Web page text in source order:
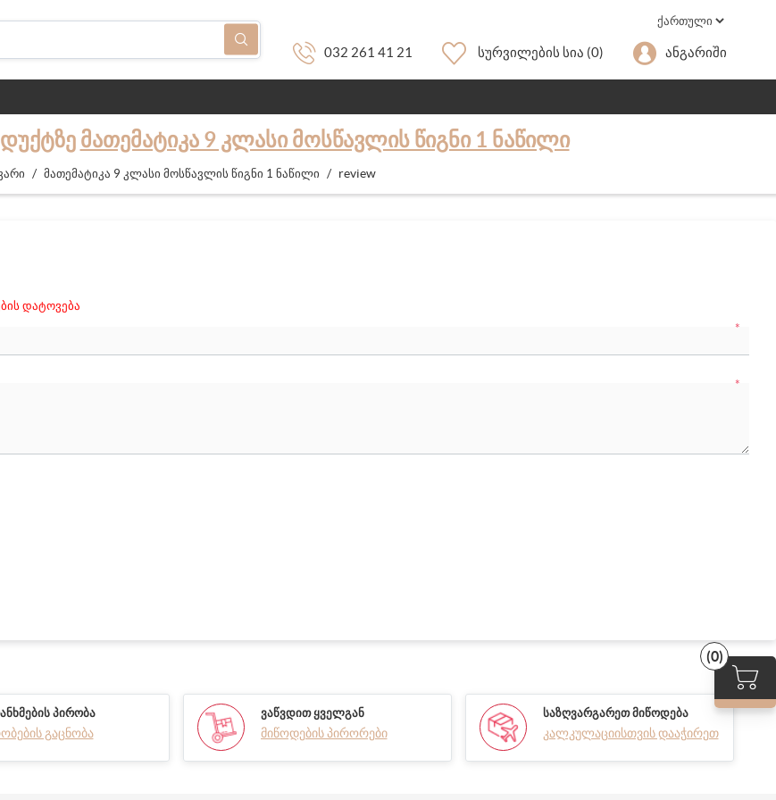
032 261 41 21 Სურვილების Სია (0) Ანგარიში
(0)
ᲛᲐᲗᲔᲛᲐᲢᲘᲙᲐ 9 ᲙᲚᲐᲡᲘ ᲛᲝᲡᲬᲐᲕᲚᲘᲡ ᲬᲘᲒᲜᲘ 1 ᲜᲐᲬᲘᲚᲘ
/ მათემატიკა 9 კლასი მოსწავლის წიგნი 1 ნაწილი / review
დატოვება
*
*
ᲞᲘᲠᲝᲑᲐ
გაცნობა
ᲕᲐᲬᲕᲓᲘᲗ ᲧᲕᲔᲚᲒᲐᲜ
მიწოდების პირორები
ᲡᲐᲖᲦᲕᲐᲠᲒᲐᲠᲔᲗ ᲛᲘᲬᲝᲓᲔᲑᲐ
კალკულაციისთვის დააჭირეთ